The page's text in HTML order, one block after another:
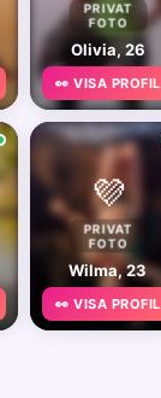
PRIVAT
FOTO
Olivia, 26
👀 VISA PROFIL
💜
PRIVAT
FOTO
Wilma, 23
👀 VISA PROFIL